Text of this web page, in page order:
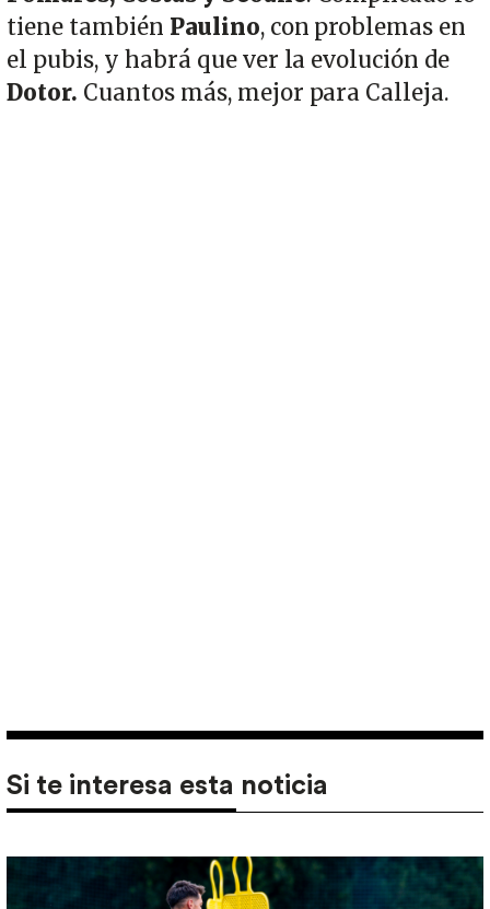
tiene también Paulino, con problemas en
el pubis, y habrá que ver la evolución de
Dotor. Cuantos más, mejor para Calleja.
Si te interesa esta noticia